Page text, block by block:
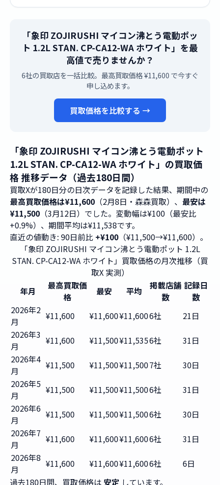
「象印 ZOJIRUSHI マイコン沸とう電動ポッ
ト 1.2L STAN. CP-CA12-WA ホワイト」を最
高値で売りませんか？
6社の買取店を一括比較。最高買取価格 ¥11,600 で今すぐ
申し込めます。
買取価格を比較する →
「象印 ZOJIRUSHI マイコン沸とう電動ポット
1.2L STAN. CP-CA12-WA ホワイト」の買取価
格 推移データ（過去180日間）
買取Xが180日分の日次データを記録した結果、期間中の
最高買取価格は¥11,600 （2月8日・森森買取）、 最安は
¥11,500 （3月12日）でした。変動幅は¥100（最安比
+0.9%）、期間平均は¥11,538です。
直近の値動き: 90日前比 +¥100 （¥11,500→¥11,600）。
「象印 ZOJIRUSHI マイコン沸とう電動ポット 1.2L
STAN. CP-CA12-WA ホワイト」買取価格の月次推移（買
取X 実測）
年月
最高買取価
格
最安 平均
掲載店舗
数
記録日
数
2026年2
月
¥11,600 ¥11,600¥11,6006社
21日
2026年3
月
¥11,600 ¥11,500¥11,5356社
31日
2026年4
月
¥11,500 ¥11,500¥11,5007社
30日
2026年5
月
¥11,500 ¥11,500¥11,5006社
31日
2026年6
月
¥11,500 ¥11,500¥11,5006社
30日
2026年7
月
¥11,600 ¥11,600¥11,6006社
31日
2026年8
月
¥11,600 ¥11,600¥11,6006社
6日
過去180日間、買取価格は 安定 しています。